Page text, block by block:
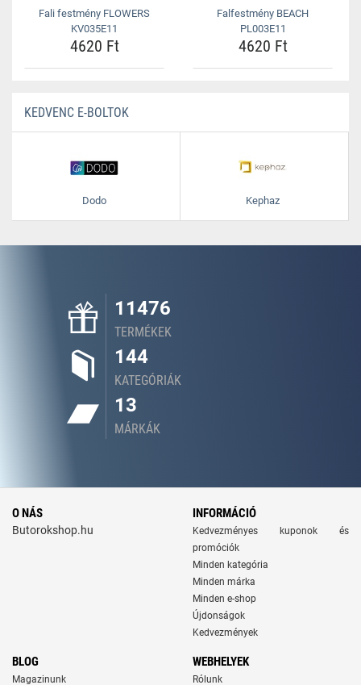
Fali festmény FLOWERS
KV035E11
4620 Ft
Falfestmény BEACH
PL003E11
4620 Ft
KEDVENC E-BOLTOK
Dodo Kephaz
11476
TERMÉKEK
144
KATEGÓRIÁK
13
MÁRKÁK
O NÁS
Butorokshop.hu
INFORMÁCIÓ
Kedvezményes kuponok és
promóciók
Minden kategória
Minden márka
Minden e-shop
Újdonságok
Kedvezmények
BLOG
Magazinunk
WEBHELYEK
Rólunk